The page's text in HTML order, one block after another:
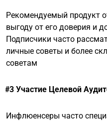
Рекомендуемый продукт
выгоду от его доверия и
Подписчики часто
личные советы и более
советам
#3 Участие Целевой
Инфлюенсеры часто